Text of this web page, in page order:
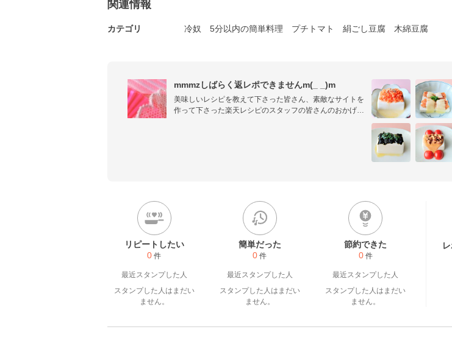
関連情報
カテゴリ 冷奴 5分以内の簡単料理 プチトマト 絹ごし豆腐 木綿豆腐
mmmzしばらく返レポできませんm(_ _)m
美味しいレシピを教えて下さった皆さん、素敵なサイトを
作って下さった楽天レシピのスタッフの皆さんのおかげ
リピートしたい
0 件
最近スタンプした人
スタンプした人はまだい
ません。
簡単だった
0 件
最近スタンプした人
スタンプした人はまだい
ません。
節約できた
0 件
最近スタンプした人
スタンプした人はまだい
ません。